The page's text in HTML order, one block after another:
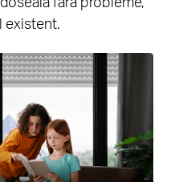
existent.